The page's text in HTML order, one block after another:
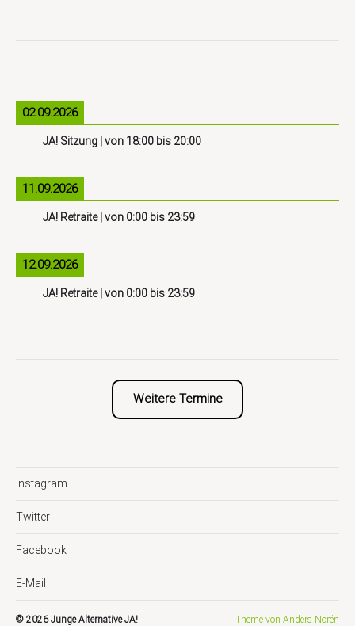
02.09.2026
JA! Sitzung | von 18:00 bis 20:00
11.09.2026
JA! Retraite| von 0:00 bis 23:59
12.09.2026
JA! Retraite| von 0:00 bis 23:59
Weitere Termine
Instagram
Twitter
Facebook
E-Mail
© 2026Junge Alternative JA! Theme von Anders Norén